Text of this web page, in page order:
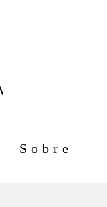
Sobre